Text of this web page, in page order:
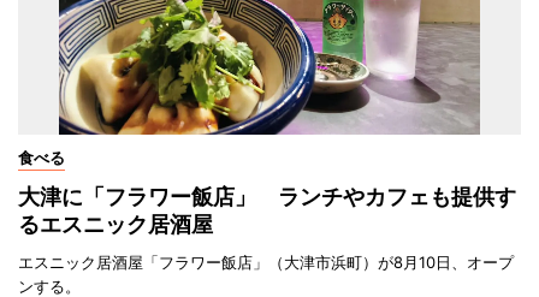
食べる
大津に「フラワー飯店」 ランチやカフェも提供す
るエスニック居酒屋
エスニック居酒屋「フラワー飯店」（大津市浜町）が8月10日、オープ
ンする。